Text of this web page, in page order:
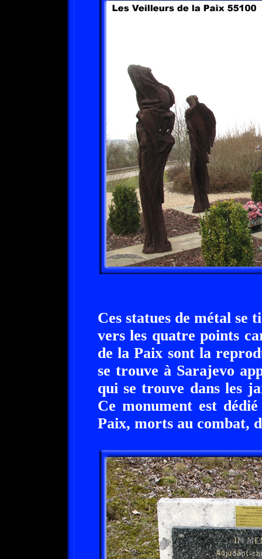
Ces statues de métal se
vers les quatre points
de la Paix sont la
se trouve à Sarajevo
qui se trouve dans les
Ce monument est
Paix, morts au combat,